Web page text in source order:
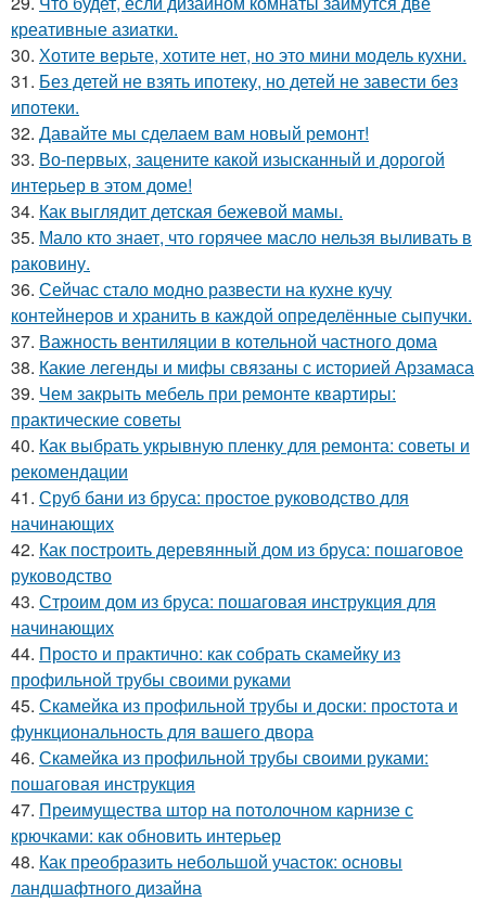
креативные азиатки.
30. Хотите верьте, хотите нет, но это мини модель кухни.
31. Без детей не взять ипотеку, но детей не завести без
ипотеки.
32. Давайте мы сделаем вам новый ремонт!
33. Во-первых, зацените какой изысканный и дорогой
интерьер в этом доме!
34. Как выглядит детская бежевой мамы.
35. Мало кто знает, что горячее масло нельзя выливать в
раковину.
36. Сейчас стало модно развести на кухне кучу
контейнеров и хранить в каждой определённые сыпучки.
37. Важность вентиляции в котельной частного дома
38. Какие легенды и мифы связаны с историей Арзамаса
39. Чем закрыть мебель при ремонте квартиры:
практические советы
40. Как выбрать укрывную пленку для ремонта: советы и
рекомендации
41. Сруб бани из бруса: простое руководство для
начинающих
42. Как построить деревянный дом из бруса: пошаговое
руководство
43. Строим дом из бруса: пошаговая инструкция для
начинающих
44. Просто и практично: как собрать скамейку из
профильной трубы своими руками
45. Скамейка из профильной трубы и доски: простота и
функциональность для вашего двора
46. Скамейка из профильной трубы своими руками:
пошаговая инструкция
47. Преимущества штор на потолочном карнизе с
крючками: как обновить интерьер
48. Как преобразить небольшой участок: основы
ландшафтного дизайна